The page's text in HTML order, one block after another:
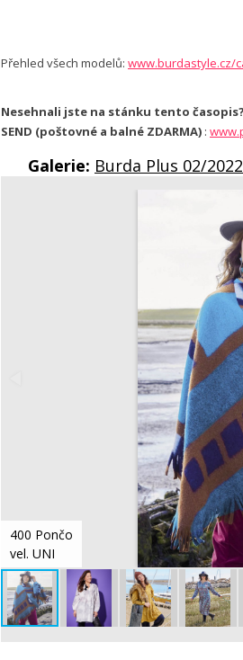
Přehled všech modelů: www.burdastyle.cz/
Nesehnali jste na stánku tento
SEND (poštovné a balné ZDARMA) :
Galerie: Burda Plus 02/
400 Pončo
vel. UNI